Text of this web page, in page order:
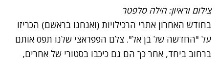
צילום וראיון: הילה סלפטר
בחודש האחרון אתרי הרכילויות (ואנחנו בראשם) הכריזו
על "החדשה של בן אל". צלם הפפראצי שלנו תפס אותם
ברחוב ביחד, אחר כך הם גם כיכבו בסטורי של אחרים,